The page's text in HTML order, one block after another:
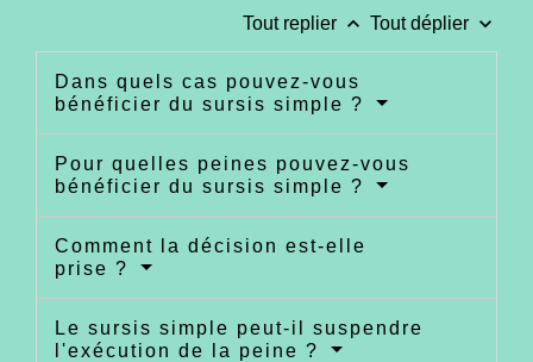
Tout replier keyboard_arrow_up Tout déplier keyboard_arrow_down
Dans quels cas pouvez-vous
bénéficier du sursis simple ?
Pour quelles peines pouvez-vous
bénéficier du sursis simple ?
Comment la décision est-elle
prise ?
Le sursis simple peut-il suspendre
l'exécution de la peine ?